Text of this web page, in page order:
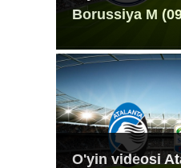
Borussiya M
O'yin videosi